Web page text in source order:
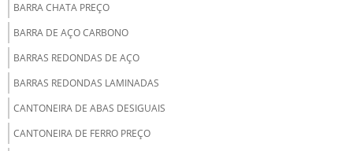
BARRA CHATA PREÇO
BARRA DE AÇO CARBONO
BARRAS REDONDAS DE AÇO
BARRAS REDONDAS LAMINADAS
CANTONEIRA DE ABAS DESIGUAIS
CANTONEIRA DE FERRO PREÇO